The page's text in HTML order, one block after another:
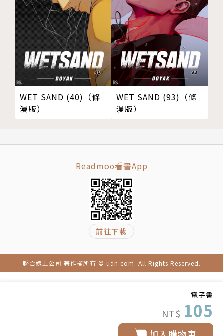
電子書
NT$ 105
WET SAND (40)（條
漫版）
WET SAND (93)（條
漫版）
Readmoo看書App
前往下載
聯合線上公司 著作權所有 © udn.com. All Rights Reserved.